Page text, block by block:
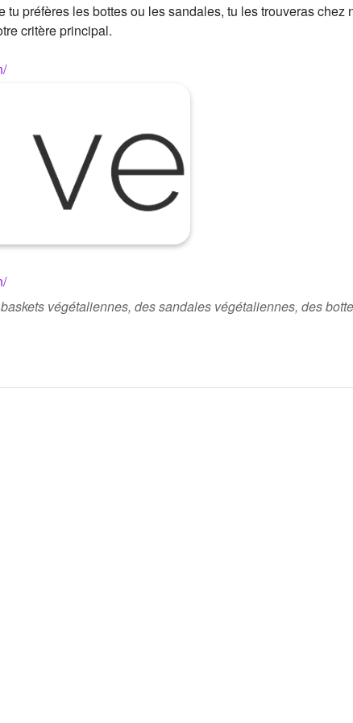
préfères les bottes ou les sandales, tu les trouveras chez
critère principal.
végétaliennes, des sandales végétaliennes, des